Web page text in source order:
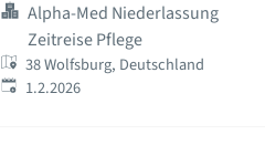
Alpha-Med Niederlassung
Zeitreise Pflege
38 Wolfsburg, Deutschland
Veröffentlicht
1.2.2026